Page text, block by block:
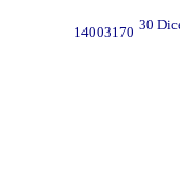
14003170 30